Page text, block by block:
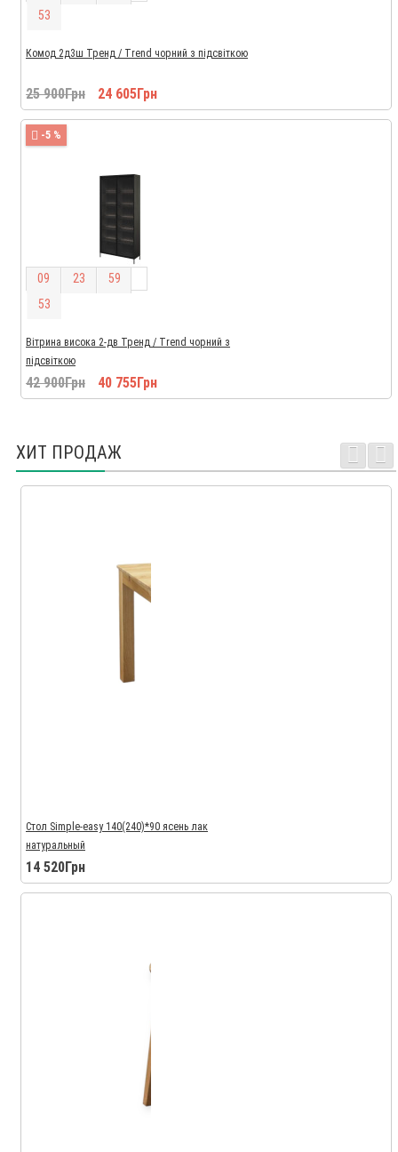
52
Комод 2д3ш Тренд / Trend чорний з підсвіткою
25 900Грн 24 605Грн
-5 %
09 23 59
52
Вітрина висока 2-дв Тренд / Trend чорний з
підсвіткою
42 900Грн 40 755Грн
ХИТ ПРОДАЖ
Стол Simple-easy 140(240)*90 ясень лак
натуральный
14 520Грн